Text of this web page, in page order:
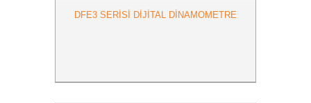
DFE3 SERİSİ DİJİTAL DİNAMOMETRE